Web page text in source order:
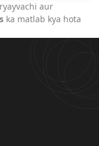
aur
ka matlab kya hota